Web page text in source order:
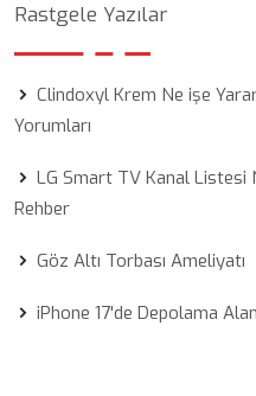
Rastgele Yazılar
Clindoxyl Krem Ne işe
Yorumları
LG Smart TV Kanal Listesi
Rehber
Göz Altı Torbası Ameliyatı
iPhone 17'de Depolama